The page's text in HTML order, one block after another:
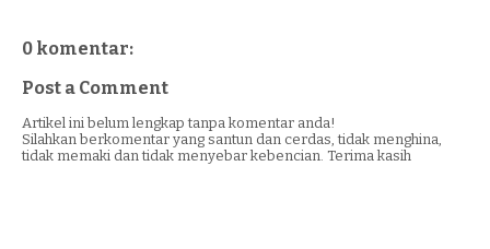
0 komentar:
Post a Comment
Artikel ini belum lengkap tanpa komentar anda!
Silahkan berkomentar yang santun dan cerdas, tidak menghina,
tidak memaki dan tidak menyebar kebencian. Terima kasih